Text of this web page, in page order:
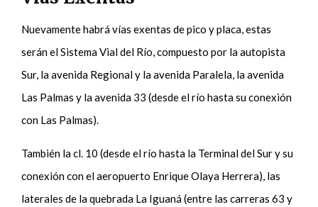
Nuevamente habrá vías exentas de pico y placa, estas
serán el Sistema Vial del Río, compuesto por la autopista
Sur, la avenida Regional y la avenida Paralela, la avenida
Las Palmas y la avenida 33 (desde el río hasta su conexión
con Las Palmas).
También la cl. 10 (desde el río hasta la Terminal del Sur y su
conexión con el aeropuerto Enrique Olaya Herrera), las
laterales de la quebrada La Iguaná (entre las carreras 63 y